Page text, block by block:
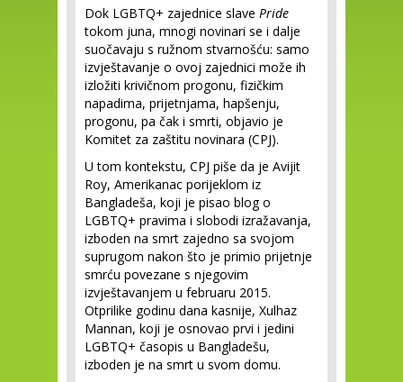
Dok LGBTQ+ zajednice slave Pride
tokom juna, mnogi novinari se i dalje
suočavaju s ružnom stvarnošću: samo
izvještavanje o ovoj zajednici može ih
izložiti krivičnom progonu, fizičkim
napadima, prijetnjama, hapšenju,
progonu, pa čak i smrti, objavio je
Komitet za zaštitu novinara (CPJ).
U tom kontekstu, CPJ piše da je Avijit
Roy, Amerikanac porijeklom iz
Bangladeša, koji je pisao blog o
LGBTQ+ pravima i slobodi izražavanja,
izboden na smrt zajedno sa svojom
suprugom nakon što je primio prijetnje
smrću povezane s njegovim
izvještavanjem u februaru 2015.
Otprilike godinu dana kasnije, Xulhaz
Mannan, koji je osnovao prvi i jedini
LGBTQ+ časopis u Bangladešu,
izboden je na smrt u svom domu.